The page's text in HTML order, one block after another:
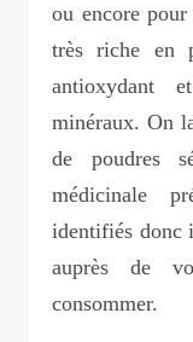
ou encore
très riche en
antioxydant
minéraux. On
de poudres
médicinale
identifiés donc
auprès de
consommer.